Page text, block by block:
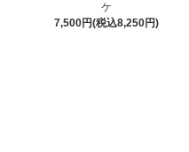
ケ
7,500円(税込8,250円)